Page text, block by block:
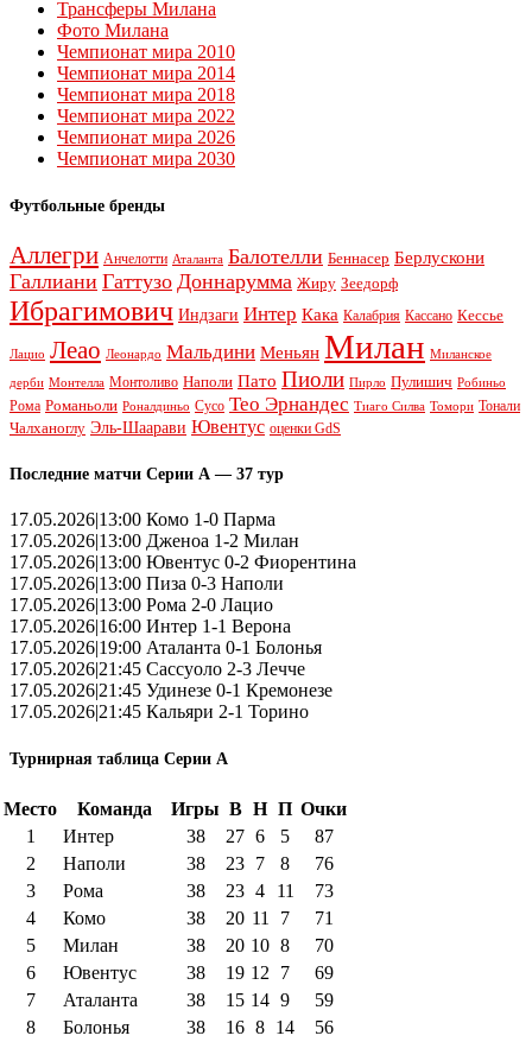
Трансферы Милана
Фото Милана
Чемпионат мира 2010
Чемпионат мира 2014
Чемпионат мира 2018
Чемпионат мира 2022
Чемпионат мира 2026
Чемпионат мира 2030
Футбольные бренды
Аллегри Анчелотти Аталанта Балотелли Беннасер Берлускони
Галлиани Гаттузо Доннарумма Жиру Зеедорф
Ибрагимович Индзаги Интер Кака Калабрия Кассано Кессье
Лацио Леао Леонардо Мальдини Меньян Милан Миланское
дерби Монтелла Монтоливо Наполи Пато Пиоли Пирло Пулишич Робиньо
Рома Романьоли Роналдиньо Сусо Тео Эрнандес Тиаго Силва Томори Тонали
Чалханоглу Эль-Шаарави Ювентус оценки GdS
Последние матчи Серии А — 37 тур
17.05.2026|13:00 Комо 1-0 Парма
17.05.2026|13:00 Дженоа 1-2 Милан
17.05.2026|13:00 Ювентус 0-2 Фиорентина
17.05.2026|13:00 Пиза 0-3 Наполи
17.05.2026|13:00 Рома 2-0 Лацио
17.05.2026|16:00 Интер 1-1 Верона
17.05.2026|19:00 Аталанта 0-1 Болонья
17.05.2026|21:45 Сассуоло 2-3 Лечче
17.05.2026|21:45 Удинезе 0-1 Кремонезе
17.05.2026|21:45 Кальяри 2-1 Торино
Турнирная таблица Серии А
Место Команда Игры В Н П Очки
1
Интер 38 27 6 5
87
2
Наполи 38 23 7 8
76
3
Рома 38 23 4 11
73
4
Комо 38 20 11 7
71
5
Милан 38 20 10 8
70
6
Ювентус 38 19 12 7
69
7
Аталанта 38 15 14 9
59
8
Болонья 38 16 8 14
56